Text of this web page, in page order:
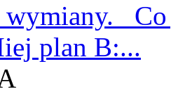
Co
plan B:...